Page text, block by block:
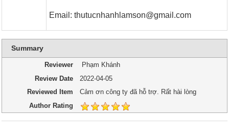
Email: thutucnhanhlamson@gmail.com
Summary
Reviewer
Phạm Khánh
Review Date
2022-04-05
Reviewed Item
Cảm ơn công ty đã hỗ trợ. Rất hài lòng
Author Rating